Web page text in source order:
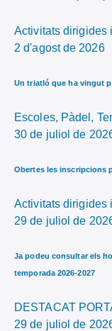
Activitats dirigides
2 d'agost de 2026
Un triatló que ha vingut
Escoles, Pàdel,
30 de juliol de
Obertes les inscripcions
Activitats dirigides
29 de juliol de
Ja podeu consultar els
temporada 2026-2027
DESTACAT
29 de juliol de